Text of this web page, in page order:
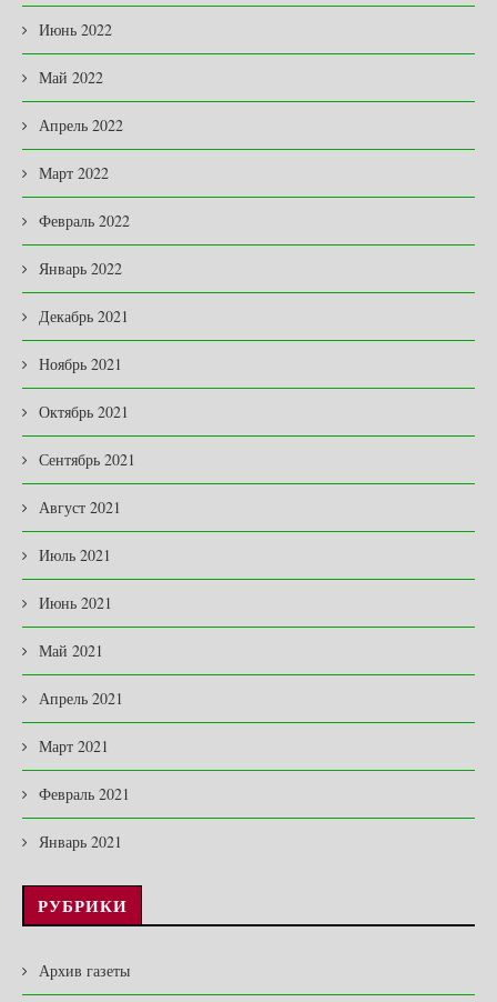
Июнь 2022
Май 2022
Апрель 2022
Март 2022
Февраль 2022
Январь 2022
Декабрь 2021
Ноябрь 2021
Октябрь 2021
Сентябрь 2021
Август 2021
Июль 2021
Июнь 2021
Май 2021
Апрель 2021
Март 2021
Февраль 2021
Январь 2021
РУБРИКИ
Архив газеты